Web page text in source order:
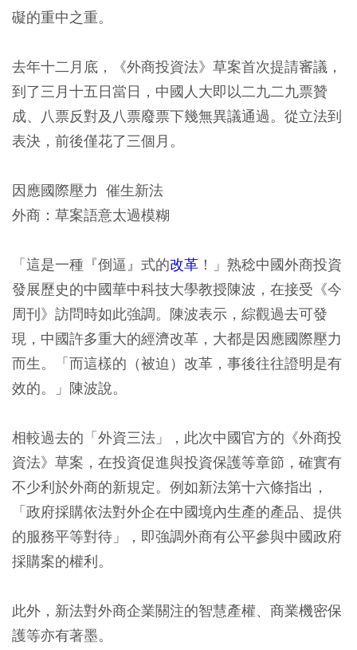
礙的重中之重。
去年十二月底，《外商投資法》草案首次提請審議，
到了三月十五日當日，中國人大即以二九二九票贊
成、八票反對及八票廢票下幾無異議通過。從立法到
表決，前後僅花了三個月。
因應國際壓力 催生新法
外商：草案語意太過模糊
「這是一種『倒逼』式的改革 ！」熟稔中國外商投資
發展歷史的中國華中科技大學教授陳波，在接受《今
周刊》訪問時如此強調。陳波表示，綜觀過去可發
現，中國許多重大的經濟改革，大都是因應國際壓力
而生。「而這樣的（被迫）改革，事後往往證明是有
效的。」陳波說。
相較過去的「外資三法」，此次中國官方的《外商投
資法》草案，在投資促進與投資保護等章節，確實有
不少利於外商的新規定。例如新法第十六條指出，
「政府採購依法對外企在中國境內生產的產品、提供
的服務平等對待」，即強調外商有公平參與中國政府
採購案的權利。
此外，新法對外商企業關注的智慧產權、商業機密保
護等亦有著墨。